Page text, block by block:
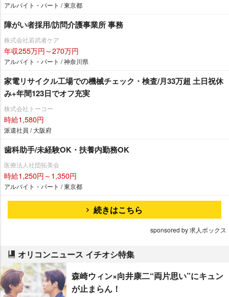
アルバイト・パート / 東京都
障がい者採用/訪問介護事業所 事務
株式会社若武者ケア
年収255万円～270万円
アルバイト・パート / 神奈川県
家電リサイクル工場での機械チェック・検査/月33万超 土日祝休
み+年間123日でオフ充実
株式会社トーコー
時給1,580円
派遣社員 / 大阪府
歯科助手/未経験OK・扶養内勤務OK
医療法人社団拓美会
時給1,250円～1,350円
アルバイト・パート / 東京都
続きはこちら
sponsored by 求人ボックス
オリコンニュース イチオシ特集
森崎ウィン×向井康二“両片思い”にキュン
が止まらん！